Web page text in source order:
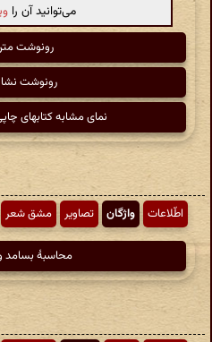
می‌توانید آن را
رونوشت
رونوشت
نمای مشابه کتابهای
اطّلاعات واژگان تصاویر مشق شعر
محاسبهٔ بسامد